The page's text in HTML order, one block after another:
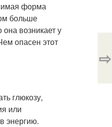
форма
больше
возникает у
опасен этот
глюкозу,
или
энергию.
⇨